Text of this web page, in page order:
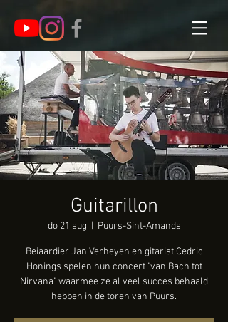
Guitarillon
do 21 aug Puurs-Sint-Amands
Beiaardier Jan Verheyen en gitarist Cedric
Honings spelen hun concert "van Bach tot
Nirvana" waarmee ze al veel succes behaald
hebben in de toren van Puurs.